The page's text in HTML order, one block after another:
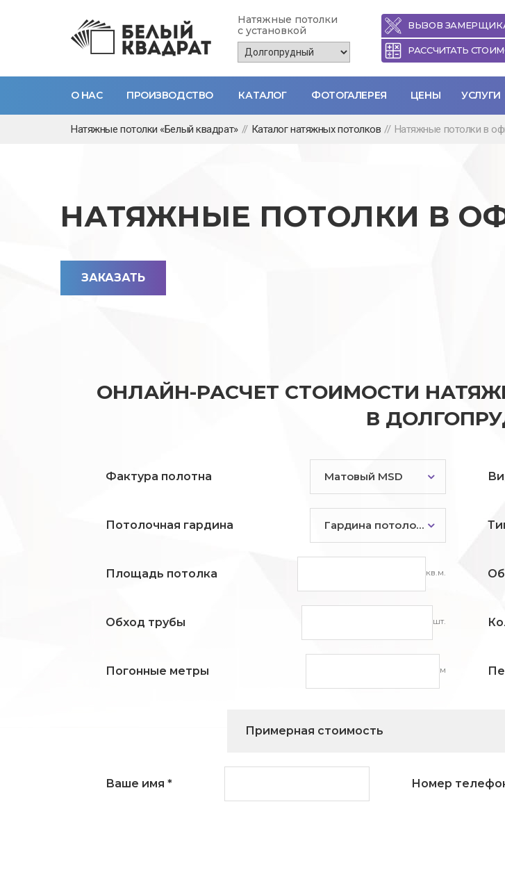
Натяжные потолки
с установкой
ВЫЗОВ
РАССЧИТАТЬ
О НАС ПРОИЗВОДСТВО КАТАЛОГ ФОТОГАЛЕРЕЯ ЦЕНЫ УСЛУГИ
Натяжные потолки «Белый квадрат» // Каталог натяжных потолков // Натяжные потолки в
НАТЯЖНЫЕ ПОТОЛКИ В
ЗАКАЗАТЬ
ОНЛАЙН-РАСЧЕТ СТОИМОСТИ
В
Фактура полотна Матовый MSD
Потолочная гардина Гардина потолочная
Площадь потолка кв.м.
Обход трубы шт.
Погонные метры м
Примерная стоимость
Ваше имя * Номер